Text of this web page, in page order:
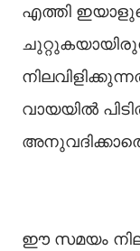
എത്തി
വായയില്‍
ഈ സമയം